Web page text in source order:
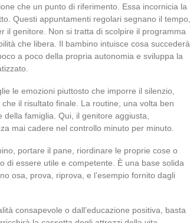
che un punto di riferimento. Essa incornicia la
Questi appuntamenti regolari segnano il tempo,
il genitore. Non si tratta di scolpire il programma
che libera. Il bambino intuisce cosa succederà
a poco della propria autonomia e sviluppa la
le emozioni piuttosto che imporre il silenzio,
il risultato finale. La routine, una volta ben
famiglia. Qui, il genitore aggiusta,
mai cadere nel controllo minuto per minuto.
portare il pane, riordinare le proprie cose o
di essere utile e competente. È una base solida
osa, prova, riprova, e l’esempio fornito dagli
consapevole o dall’educazione positiva, basta